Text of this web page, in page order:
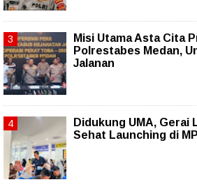
Misi Utama Asta Cita
Polrestabes Medan,
Jalanan
Didukung UMA, Gerai
Sehat Launching di